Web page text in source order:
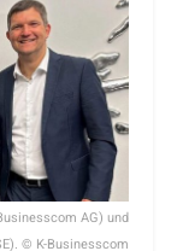
AG) und
© K-Businesscom